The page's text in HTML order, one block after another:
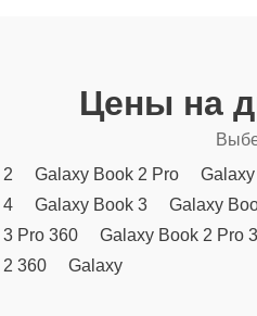
Цены на
Galaxy Book 2 Pro
4
Galaxy Book 3 Galaxy
Pro 360
Galaxy Book 2 Pro
360
Galaxy